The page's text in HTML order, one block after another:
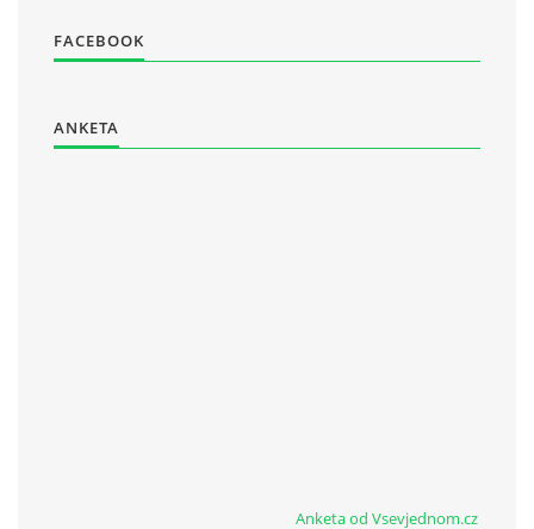
FACEBOOK
ANKETA
Anketa od Vsevjednom.cz